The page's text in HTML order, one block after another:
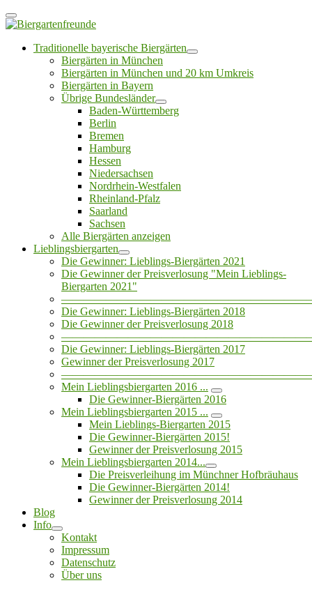
Traditionelle bayerische Biergärten
Biergärten in München
Biergärten in München und 20 km Umkreis
Biergärten in Bayern
Übrige Bundesländer
Baden-Württemberg
Berlin
Bremen
Hamburg
Hessen
Niedersachsen
Nordrhein-Westfalen
Rheinland-Pfalz
Saarland
Sachsen
Alle Biergärten anzeigen
Lieblingsbiergarten
Die Gewinner: Lieblings-Biergärten 2021
Die Gewinner der Preisverlosung "Mein Lieblings-
Biergarten 2021"
Die Gewinner: Lieblings-Biergärten 2018
Die Gewinner der Preisverlosung 2018
Die Gewinner: Lieblings-Biergärten 2017
Gewinner der Preisverlosung 2017
Mein Lieblingsbiergarten 2016 ...
Die Gewinner-Biergärten 2016
Mein Lieblingsbiergarten 2015 ...
Mein Lieblings-Biergarten 2015
Die Gewinner-Biergärten 2015!
Gewinner der Preisverlosung 2015
Mein Lieblingsbiergarten 2014...
Die Preisverleihung im Münchner Hofbräuhaus
Die Gewinner-Biergärten 2014!
Gewinner der Preisverlosung 2014
Blog
Info
Kontakt
Impressum
Datenschutz
Über uns